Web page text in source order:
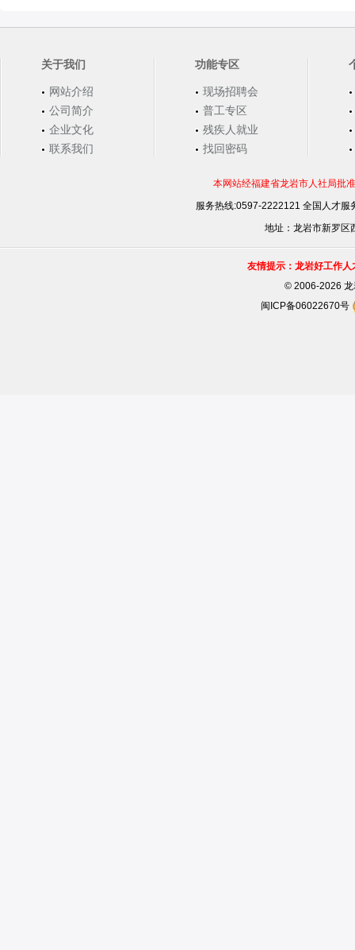
关于我们
网站介绍
公司简介
企业文化
联系我们
功能专区
现场招聘会
普工专区
残疾人就业
找回密码
本网站经福建省龙岩市人社局批
服务热线:0597-2222121 全国人才
地址：龙岩市新罗区
友情提示：龙岩好工作
©2006-2026 龙
闽ICP备06022670号